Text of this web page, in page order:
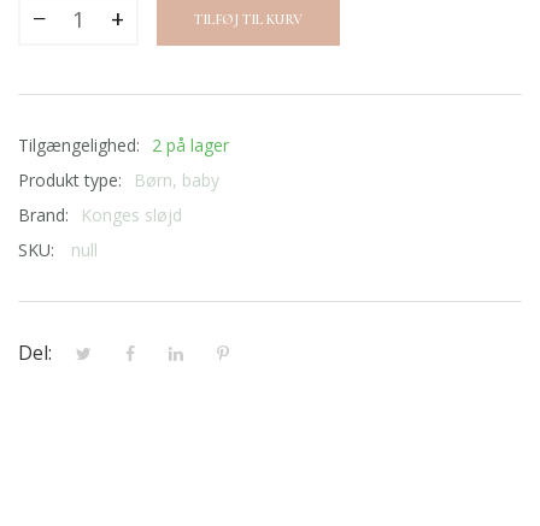
− + TILFØJ TIL KURV
Tilgængelighed:
2 på lager
Produkt type:
Børn, baby
Brand:
Konges sløjd
SKU:
null
Del: